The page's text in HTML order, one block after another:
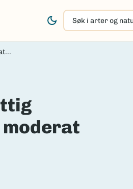
Søk
i
arter
moderat